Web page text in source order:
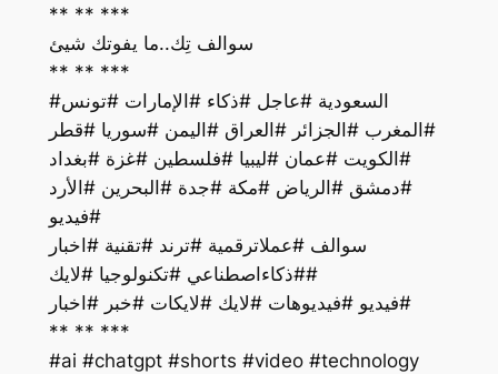
** ** ***
سوالف تِك..ما يفوتك شيئ
** ** ***
#السعودية #عاجل #ذكاء #الإمارات #تونس
#المغرب #الجزائر #العراق #اليمن #سوريا #قطر
#الكويت #عمان #ليبيا #فلسطين #غزة #بغداد
#دمشق #الرياض #مكة #جدة #البحرين #الأرد
#فيديو
سوالف #عملاترقمية #ترند #تقنية #اخبار
#ذكاءاصطناعي #تكنولوجيا #لايك#
فيديو #فيديوهات #لايك #لايكات #خبر #اخبار#
** ** ***
#ai #chatgpt #shorts #video #technology